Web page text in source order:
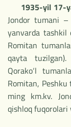
1935-yil 17-
Jondor tumani
yanvarda
Romitan
qayta
Qorako‘l
Romitan,
ming km.kv.
qishloq fuqorolari